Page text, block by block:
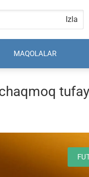
Izla
MAQOLALAR